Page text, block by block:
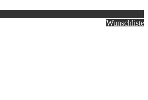
Wunschliste